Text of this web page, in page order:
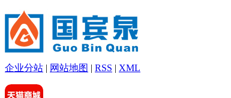
企业分站 | 网站地图 | RSS | XML